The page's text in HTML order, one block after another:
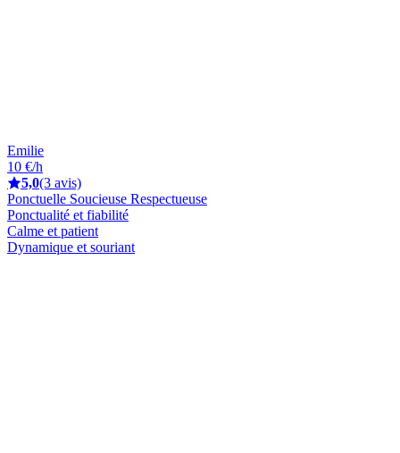
Emilie
10 €/h
5,0(3 avis)
Ponctuelle Soucieuse Respectueuse
Ponctualité et fiabilité
Calme et patient
Dynamique et souriant